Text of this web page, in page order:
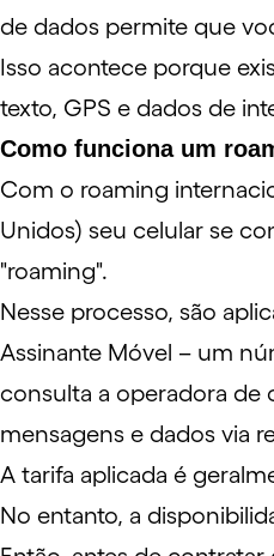
de dados permite que
Isso acontece porque
texto, GPS e dados de
Como funciona um
Com o roaming
Unidos) seu celular se
"roaming".
Nesse processo, são
Assinante Móvel – um
consulta a operadora de
mensagens e dados via
A tarifa aplicada é
No entanto, a